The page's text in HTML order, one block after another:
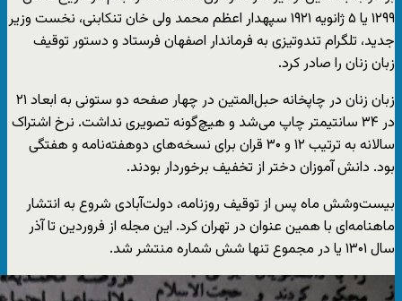
۱۲۹۹ یا ۵ ژانویه ۱۹۲۱ سپهدار اعظم محمد ولی خان تنکابنی، نخست وزیر
جدید، تلگرام تندوتیزی به فرماندار اصفهان فرستاد و دستور توقیف
زبان زنان را صادر کرد.
زبان زنان در چاپخانه حبل‌المتین در چهار صفحه دو ستونی به ابعاد ۲۱
در ۳۴ سانتیمتر چاپ می‌شد و هیچ‌گونه تصویری نداشت. نرخ اشتراک
سالانه به ترتیب ۱۲ و ۳۰ قران برای نسخه‌های دوهفته‌نامه و هفتگی
بود. دانش آموزان دختر از تخفیف برخوردار بودند.
بیست‌وشش ماه پس از توقیف روزنامه، دولت‌آبادی شروع به انتشار
ماهنامه‌ای با همین عنوان در تهران کرد. این مجله از فروردین تا آذر
سال ۱۳۰۱ یا در مجموع تنها شش شماره منتشر شد.